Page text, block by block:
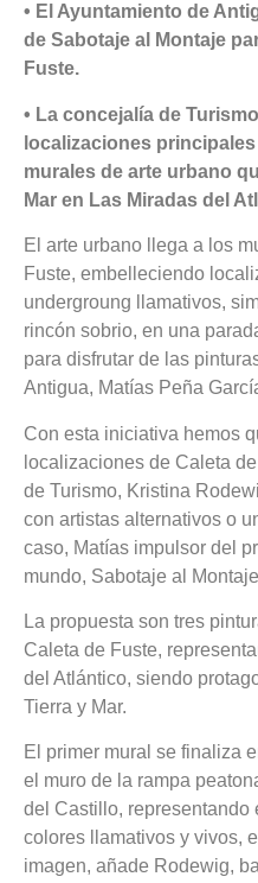
• El Ayuntamiento de
de Sabotaje al Montaje
Fuste.
• La concejalía de
localizaciones
murales de arte urbano
Mar en Las Miradas del
El arte urbano llega a los
Fuste, embelleciendo
undergroung llamativos,
rincón sobrio, en una
para disfrutar de las
Antigua, Matías Peña
Con esta iniciativa hemos
localizaciones de Caleta
de Turismo, Kristina
con artistas alternativos o
caso, Matías impulsor del
mundo, Sabotaje al
La propuesta son tres
Caleta de Fuste,
del Atlántico, siendo
Tierra y Mar.
El primer mural se finaliza
el muro de la rampa
del Castillo, representando
colores llamativos y vivos,
imagen, añade Rodewig,